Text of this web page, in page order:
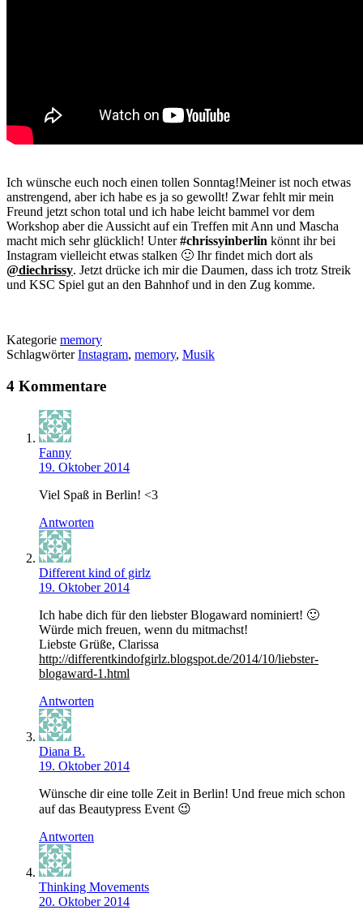
Ich wünsche euch noch einen tollen Sonntag!Meiner ist noch etwas
anstrengend, aber ich habe es ja so gewollt! Zwar fehlt mir mein
Freund jetzt schon total und ich habe leicht bammel vor dem
Workshop aber die Aussicht auf ein Treffen mit Ann und Mascha
macht mich sehr glücklich! Unter#chrissyinberlin könnt ihr bei
Instagram vielleicht etwas stalken 🙂 Ihr findet mich dort als
@diechrissy. Jetzt drücke ich mir die Daumen, dass ich trotz Streik
und KSC Spiel gut an den Bahnhof und in den Zug komme.
Kategorie memory
SchlagwörterInstagram, memory, Musik
4 Kommentare
Fanny
19. Oktober 2014
Viel Spaß in Berlin! <3
Antworten
Different kind of girlz
19. Oktober 2014
Ich habe dich für den liebster Blogaward nominiert! 🙂
Würde mich freuen, wenn du mitmachst!
Liebste Grüße, Clarissa
http://differentkindofgirlz.blogspot.de/2014/10/liebster-
blogaward-1.html
Antworten
Diana B.
19. Oktober 2014
Wünsche dir eine tolle Zeit in Berlin! Und freue mich schon
auf das Beautypress Event 😉
Antworten
Thinking Movements
20. Oktober 2014